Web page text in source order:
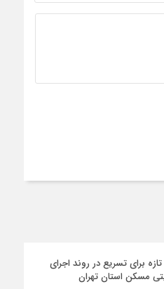
برای تسریع در روند اجرای
مسکن استان تهران